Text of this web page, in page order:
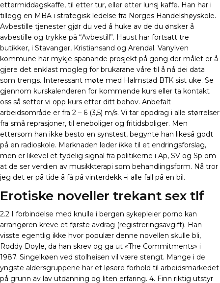
ettermiddagskaffe, til etter tur, eller etter lunsj kaffe. Han har i
tillegg en MBA i strategisk ledelse fra Norges Handelshøyskole.
Avbestille tjenester gjør du ved å huke av de du ønsker å
avbestille og trykke på “Avbestill”. Haust har fortsatt tre
butikker, i Stavanger, Kristiansand og Arendal. Vanylven
kommune har mykje spanande prosjekt på gong der målet er å
gjere det enklast mogleg for brukarane våre til å nå dei data
som trengs. Interessant møte med Halmstad BTK sist uke. Se
gjennom kurskalenderen for kommende kurs eller ta kontakt
oss så setter vi opp kurs etter ditt behov. Anbefalt
arbeidsområde er fra 2 – 6 (3,5) m/s. Vi tar oppdrag i alle størrelser
fra små reprasjoner, til eneboliger og fritidsboliger. Men
ettersom han ikke besto en synstest, begynte han likeså godt
på en radioskole. Merknaden leder ikke til et endringsforslag,
men er likevel et tydelig signal fra politikerne i Ap, SV og Sp om
at de ser verdien av musikkterapi som behandlingsform. Nå tror
jeg det er på tide å få på vinterdekk –i alle fall på en bil.
Erotiske noveller trekant sex tlf
2.2 I forbindelse med knulle i bergen sykepleier porno kan
arrangøren kreve et første avdrag (registreringsavgift). Han
visste egentlig ikke hvor populær denne novellen skulle bli,
Roddy Doyle, da han skrev og ga ut «The Commitments» i
1987. Singelkøen ved stolheisen vil være stengt. Mange i de
yngste aldersgruppene har et løsere forhold til arbeidsmarkedet
på grunn av lav utdanning og liten erfaring. 4. Finn riktig utstyr